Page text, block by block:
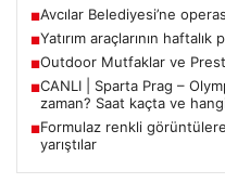
■Avcılar Belediyesi’ne
■Yatırım araçlarının haftalık
■Outdoor Mutfaklar ve
CANLI | Sparta Prag –
zaman? Saat kaçta ve
Formulaz renkli